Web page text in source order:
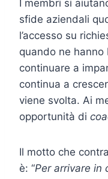
I membri si
sfide aziendali
l’accesso su
quando ne hanno
continuare a
continua a
viene svolta. Ai
opportunità di
Il motto che
è: “Per arrivare in